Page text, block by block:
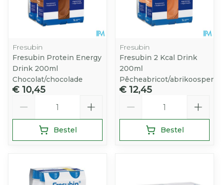
Fresubin
Fresubin Protein Energy
Drink 200ml
Chocolat/chocolade
€ 10,45
Bestel
Fresubin
Fresubin 2 Kcal Drink
200ml
Pêcheabricot/
€ 12,45
Bestel